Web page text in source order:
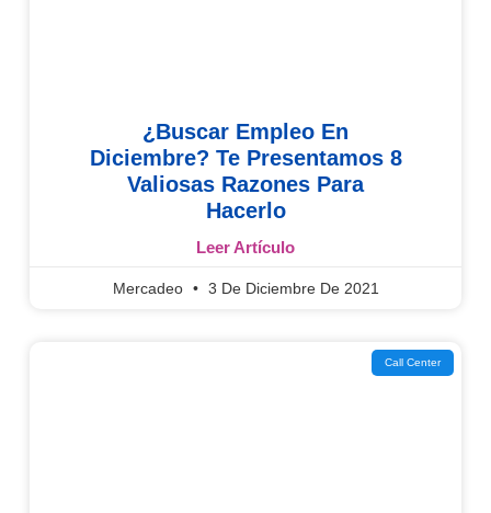
¿Buscar Empleo En
Diciembre? Te Presentamos 8
Valiosas Razones Para
Hacerlo
Leer Artículo
Mercadeo 3 De Diciembre De 2021
Call Center